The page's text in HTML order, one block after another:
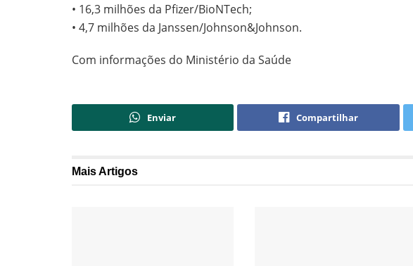
• 16,3 milhões da Pfizer/BioNTech;
• 4,7 milhões da Janssen/Johnson&Johnson.
Com informações do Ministério da Saúde
Enviar Compartilhar
MaisArtigos